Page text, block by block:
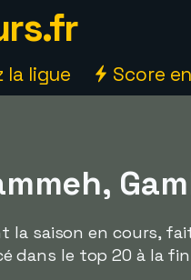
ligue Score
la saison en cours,
dans le top 20 à la